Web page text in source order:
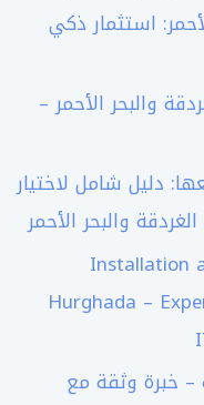
استثمار ذكي
والبحر الأحمر –
دليل شامل لاختيار
والبحر الأحمر
Installation
Hurghada –
– خبرة وثقة مع